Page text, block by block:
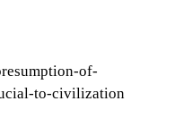
of-
to-civilization